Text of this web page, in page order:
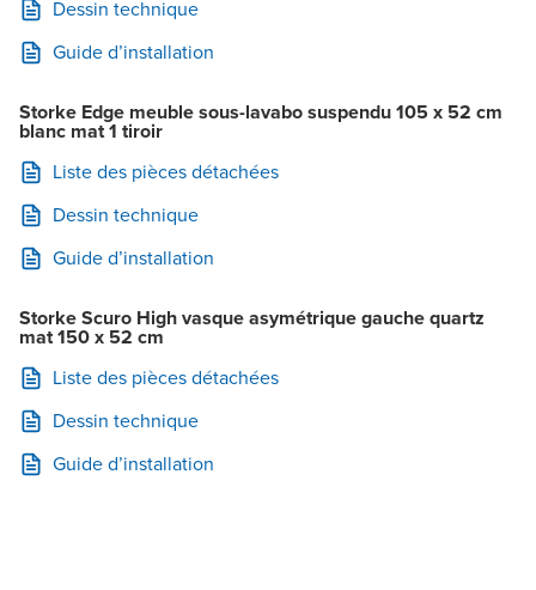
Dessin technique
Guide d’installation
Storke Edge meuble sous-lavabo suspendu 105 x 52 cm
blanc mat 1 tiroir
Liste des pièces détachées
Dessin technique
Guide d’installation
Storke Scuro High vasque asymétrique gauche quartz
mat 150 x 52 cm
Liste des pièces détachées
Dessin technique
Guide d’installation